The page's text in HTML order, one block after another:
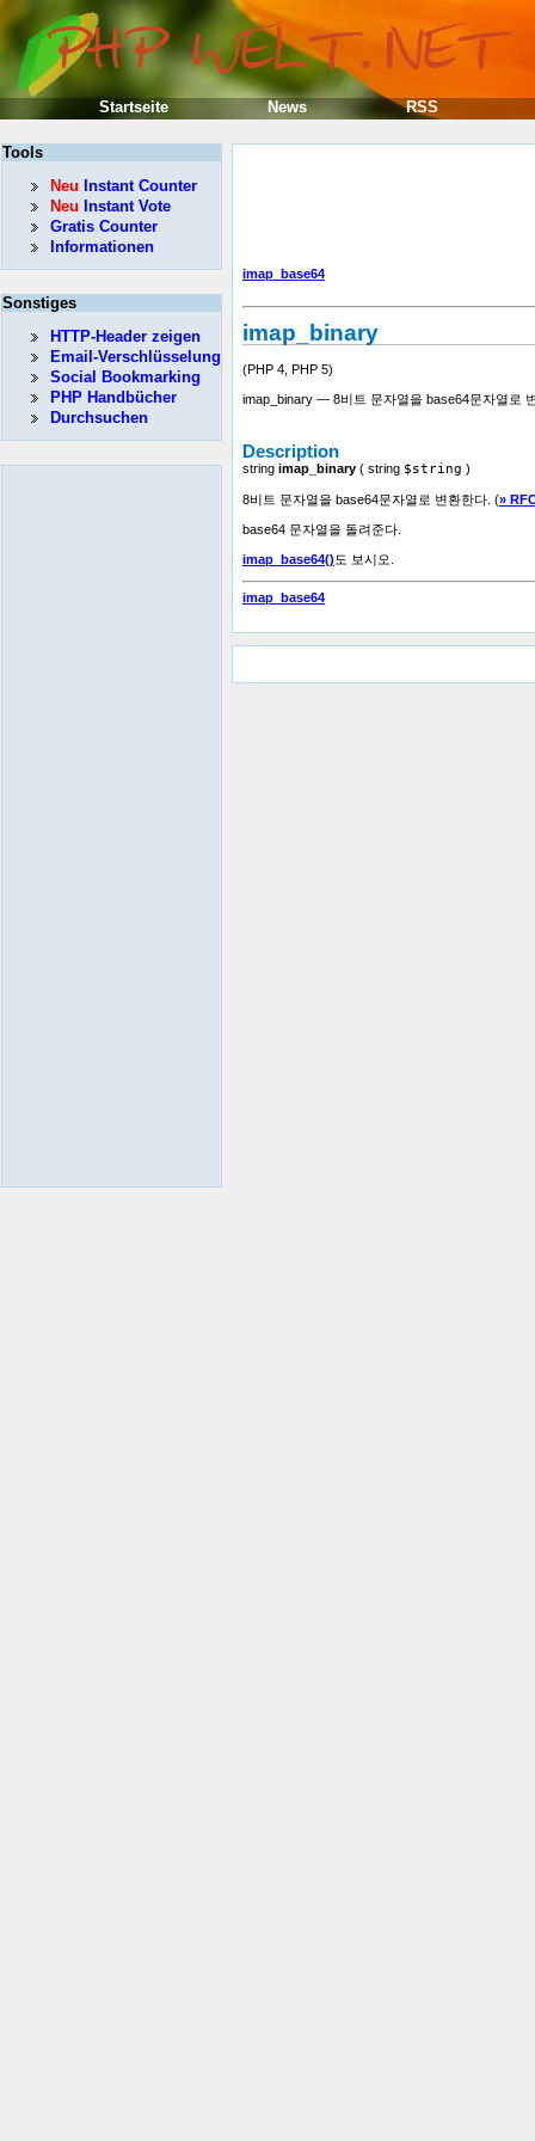
imap_base64
imap_binary
(PHP 4, PHP 5)
imap_binary — 8비트 문자열을 base64문자열로
Description
string imap_binary ( string $string )
8비트 문자열을 base64문자열로 변환한다. (»
base64 문자열을 돌려준다.
imap_base64() 도 보시오.
imap_base64
Tools
Neu Instant Counter
Neu Instant Vote
Gratis Counter
Informationen
Sonstiges
HTTP-Header zeigen
Email-Verschlüsselung
Social Bookmarking
PHP Handbücher
Durchsuchen
Startseite News RSS